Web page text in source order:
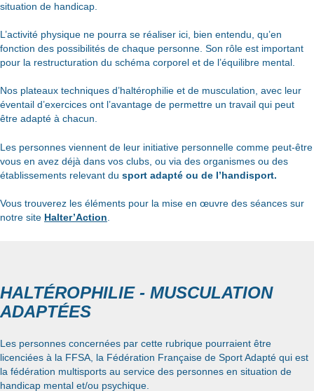
situation de handicap.
L’activité physique ne pourra se réaliser ici, bien entendu, qu’en
fonction des possibilités de chaque personne. Son rôle est important
pour la restructuration du schéma corporel et de l’équilibre mental.
Nos plateaux techniques d’haltérophilie et de musculation, avec leur
éventail d’exercices ont l’avantage de permettre un travail qui peut
être adapté à chacun.
Les personnes viennent de leur initiative personnelle comme peut-être
vous en avez déjà dans vos clubs, ou via des organismes ou des
établissements relevant du sport adapté ou de l’handisport.
Vous trouverez les éléments pour la mise en œuvre des séances sur
notre site Halter’Action
HALTÉROPHILIE - MUSCULATION
ADAPTÉES
Les personnes concernées par cette rubrique pourraient être
licenciées à la FFSA, la Fédération Française de Sport Adapté qui est
la fédération multisports au service des personnes en situation de
handicap mental et/ou psychique.